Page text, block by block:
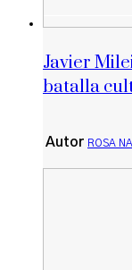
Javier
batalla
Autor ROSA